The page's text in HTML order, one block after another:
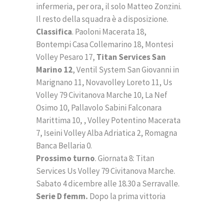
infermeria, per ora, il solo Matteo Zonzini.
Il resto della squadra è a disposizione.
Classifica. Paoloni Macerata 18,
Bontempi Casa Collemarino 18, Montesi
Volley Pesaro 17, Titan Services San
Marino 12, Ventil System San Giovanni in
Marignano 11, Novavolley Loreto 11, Us
Volley 79 Civitanova Marche 10, La Nef
Osimo 10, Pallavolo Sabini Falconara
Marittima 10, , Volley Potentino Macerata
7, Iseini Volley Alba Adriatica 2, Romagna
Banca Bellaria 0.
Prossimo turno. Giornata 8: Titan
Services Us Volley 79 Civitanova Marche.
Sabato 4 dicembre alle 18.30 a Serravalle.
Serie D femm. Dopo la prima vittoria